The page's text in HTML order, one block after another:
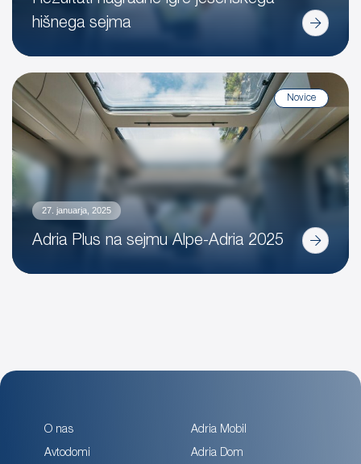
hišnega sejma
Novice
27. januarja, 2025
Adria Plus na sejmu Alpe-Adria 2025
O nas
Avtodomi
Adria Mobil
Adria Dom